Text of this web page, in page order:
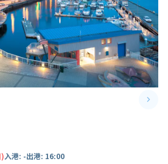
keyboard_arrow_right
入港: -出港: 16:00